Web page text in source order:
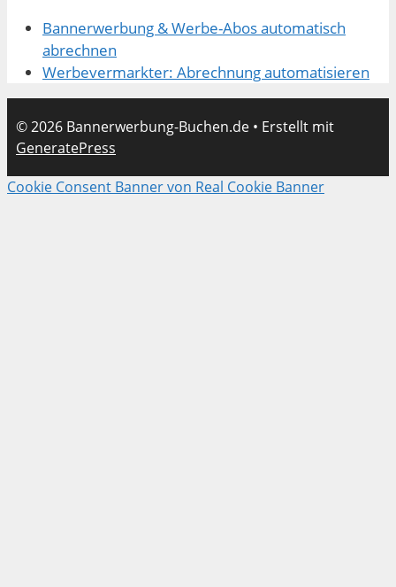
Bannerwerbung & Werbe-Abos automatisch
abrechnen
Werbevermarkter: Abrechnung automatisieren
© 2026 Bannerwerbung-Buchen.de • Erstellt mit
GeneratePress
Cookie Consent Banner von Real Cookie Banner